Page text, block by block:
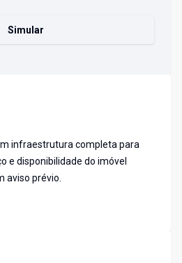
Simular
infraestrutura completa para
e disponibilidade do imóvel
aviso prévio.